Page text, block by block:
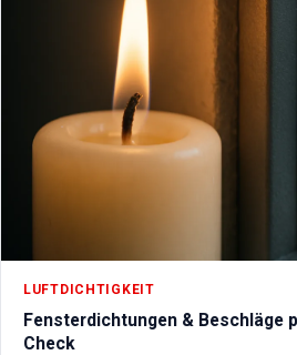
LUFTDICHTIGKEIT
Fensterdichtungen & Beschläge
Check